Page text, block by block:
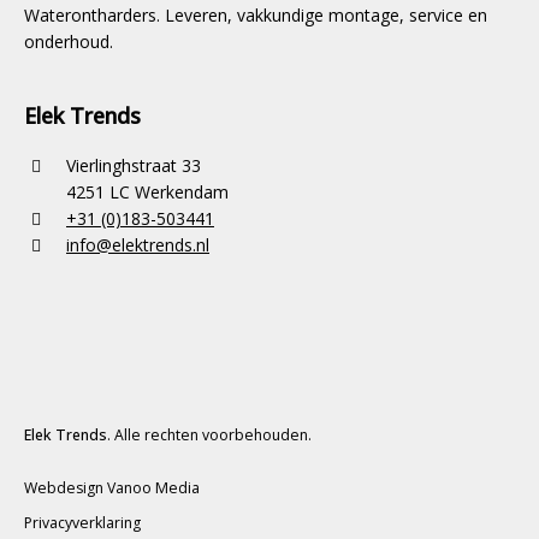
Waterontharders. Leveren, vakkundige montage, service en
onderhoud.
Elek Trends
Vierlinghstraat 33
4251 LC Werkendam
+31 (0)183-503441
info@elektrends.nl
Elek Trends. Alle rechten voorbehouden.
Webdesign Vanoo Media
Privacyverklaring